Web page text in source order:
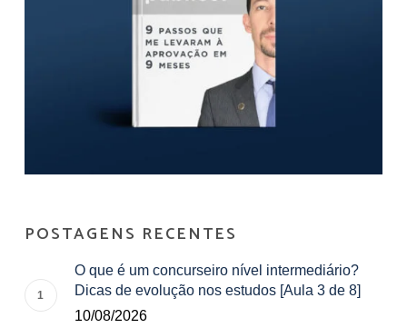
POSTAGENS RECENTES
O que é um concurseiro nível intermediário?
Dicas de evolução nos estudos [Aula 3 de 8]
10/08/2026